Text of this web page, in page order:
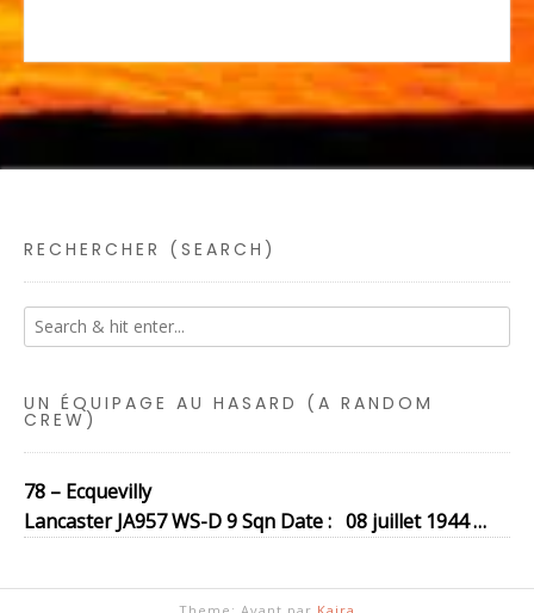
RECHERCHER (SEARCH)
UN ÉQUIPAGE AU HASARD (A RANDOM
CREW)
78 – Ecquevilly
Lancaster JA957 WS-D 9 Sqn Date : 08 juillet 1944 …